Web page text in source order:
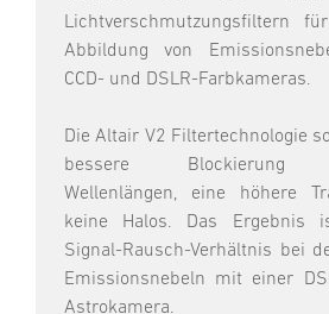
Lichtverschmutzungsfiltern
Abbildung von
CCD- und DSLR-Farbkameras.
Die Altair V2 Filtertechnologie
bessere Blockierung
Wellenlängen, eine höhere
keine Halos. Das Ergebnis
Signal-Rausch-Verhältnis bei
Emissionsnebeln mit einer
Astrokamera.